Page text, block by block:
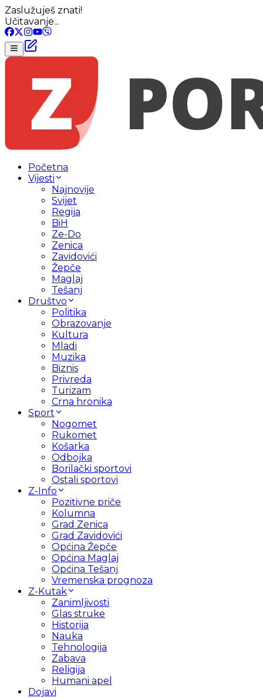
Zaslužuješ znati!
Učitavanje...
Početna
Vijesti
Najnovije
Svijet
Regija
BiH
Ze-Do
Zenica
Zavidovići
Žepče
Maglaj
Tešanj
Društvo
Politika
Obrazovanje
Kultura
Mladi
Muzika
Biznis
Privreda
Turizam
Crna hronika
Sport
Nogomet
Rukomet
Košarka
Odbojka
Borilački sportovi
Ostali sportovi
Z-Info
Pozitivne priče
Kolumna
Grad Zenica
Grad Zavidovići
Općina Žepče
Općina Maglaj
Općina Tešanj
Vremenska prognoza
Z-Kutak
Zanimljivosti
Glas struke
Historija
Nauka
Tehnologija
Zabava
Religija
Humani apel
Dojavi